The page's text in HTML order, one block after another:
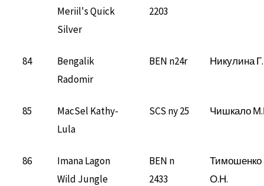
Meriil's Quick
Silver
2203
84
Bengalik
Radomir
BEN n24r Никулина Г.
85
MacSel Kathy-
Lula
SCS ny 25 Чишкало
86
Imana Lagon
Wild Jungle
BEN n
2433
Тимошенко
О.Н.